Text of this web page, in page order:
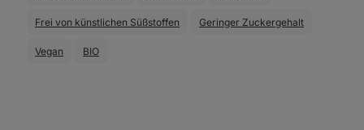
Frei von künstlichen Süßstoffen Geringer Zuckergehalt
Vegan BIO